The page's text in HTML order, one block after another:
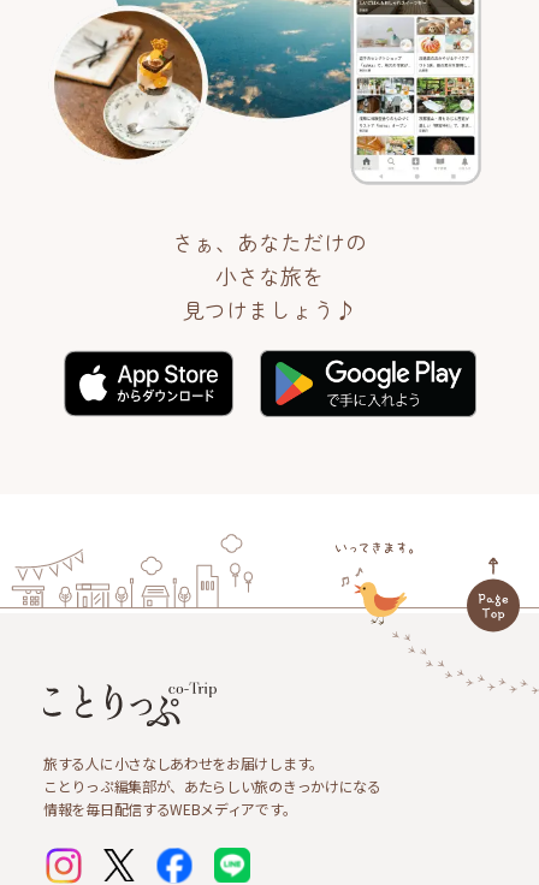
さぁ、あなただけの
小さな旅を
見つけましょう♪
旅する人に小さなしあわせをお届けします。
ことりっぷ編集部が、あたらしい旅のきっかけになる
情報を毎日配信するWEBメディアです。